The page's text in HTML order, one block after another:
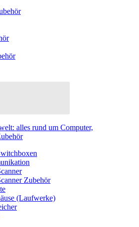
alles rund um Computer,
Zubehör
(Laufwerke)